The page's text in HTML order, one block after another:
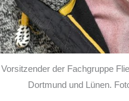
der Fachgruppe
Dortmund und Lünen.